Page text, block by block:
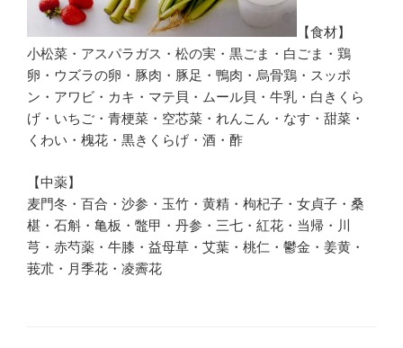
【食材】
小松菜・アスパラガス・松の実・黒ごま・白ごま・鶏
卵・ウズラの卵・豚肉・豚足・鴨肉・烏骨鶏・スッポ
ン・アワビ・カキ・マテ貝・ムール貝・牛乳・白きくら
げ・いちご・青梗菜・空芯菜・れんこん・なす・甜菜・
くわい・槐花・黒きくらげ・酒・酢
【中薬】
麦門冬・百合・沙参・玉竹・黄精・枸杞子・女貞子・桑
椹・石斛・亀板・鼈甲・丹参・三七・紅花・当帰・川
芎・赤芍薬・牛膝・益母草・艾葉・桃仁・鬱金・姜黄・
莪朮・月季花・凌霽花